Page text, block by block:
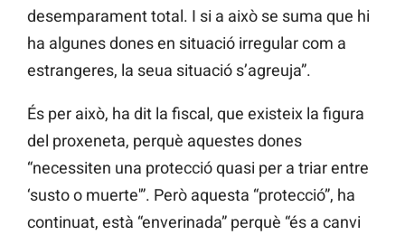
desemparament total. I si a això se suma que hi
ha algunes dones en situació irregular com a
estrangeres, la seua situació s’agreuja”.
És per això, ha dit la fiscal, que existeix la figura
del proxeneta, perquè aquestes dones
“necessiten una protecció quasi per a triar entre
‘susto o muerte'”. Però aquesta “protecció”, ha
continuat, està “enverinada” perquè “és a canvi